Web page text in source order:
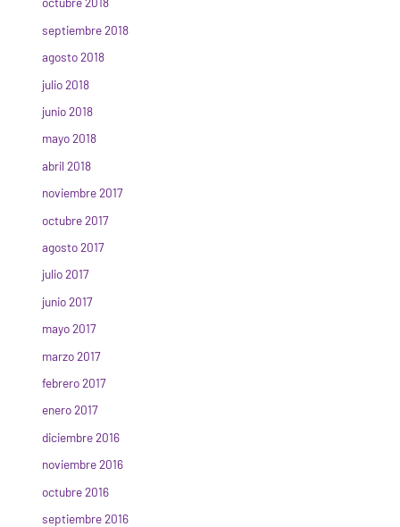
septiembre 2018
agosto 2018
julio 2018
junio 2018
mayo 2018
abril 2018
noviembre 2017
octubre 2017
agosto 2017
julio 2017
junio 2017
mayo 2017
marzo 2017
febrero 2017
enero 2017
diciembre 2016
noviembre 2016
octubre 2016
septiembre 2016